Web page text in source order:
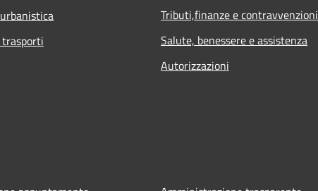
Tributi,finanze e contravvenzioni
Salute, benessere e assistenza
Autorizzazioni